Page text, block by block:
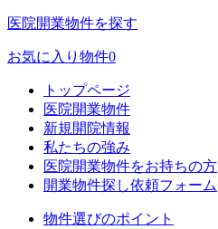
医院開業物件を探す
お気に入り物件0
トップページ
医院開業物件
新規開院情報
私たちの強み
医院開業物件をお持ちの方
開業物件探し依頼フォーム
物件選びのポイント